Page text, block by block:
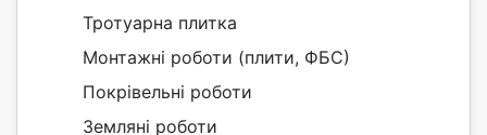
Тротуарна плитка
Монтажні роботи (плити, ФБС)
Покрівельні роботи
Земляні роботи